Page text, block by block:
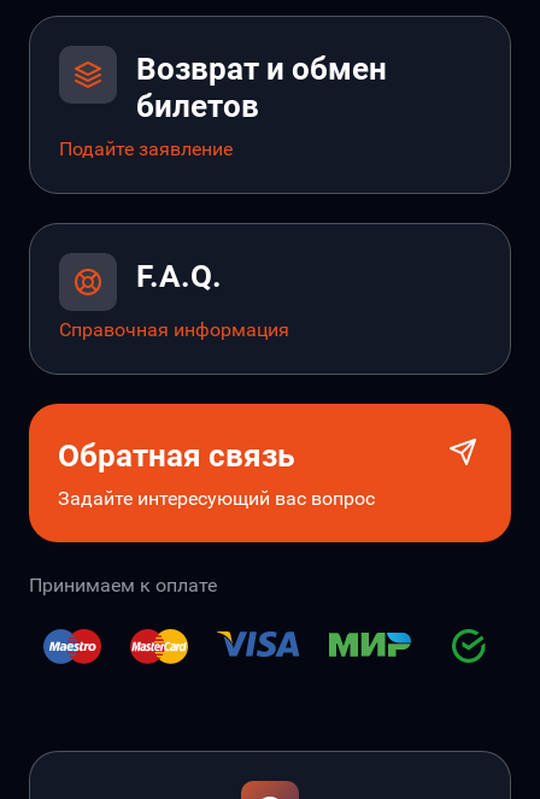
Возврат и обмен
билетов
Подайте заявление
F.A.Q.
Справочная информация
Обратная связь
Задайте интересующий вас вопрос
Принимаем к оплате